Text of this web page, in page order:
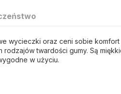
wycieczki oraz ceni sobie
twardości gumy. Są
w użyciu.